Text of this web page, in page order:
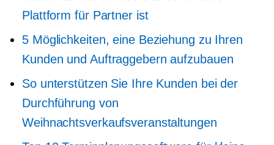
Plattform für Partner ist
5 Möglichkeiten, eine Beziehung zu Ihren
Kunden und Auftraggebern aufzubauen
So unterstützen Sie Ihre Kunden bei der
Durchführung von
Weihnachtsverkaufsveranstaltungen